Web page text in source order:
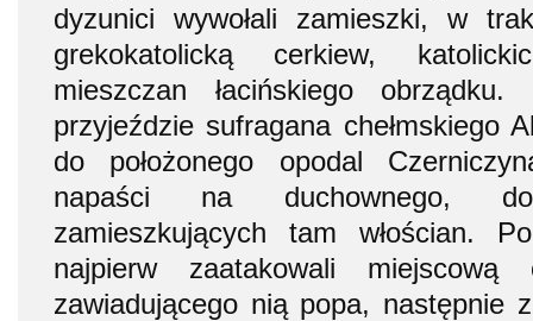
dyzunici wywołali zamieszki, w
grekokatolicką cerkiew,
mieszczan łacińskiego
przyjeździe sufragana chełmskiego
do położonego opodal
napaści na duchownego,
zamieszkujących tam włościan.
najpierw zaatakowali
zawiadującego nią popa, następnie